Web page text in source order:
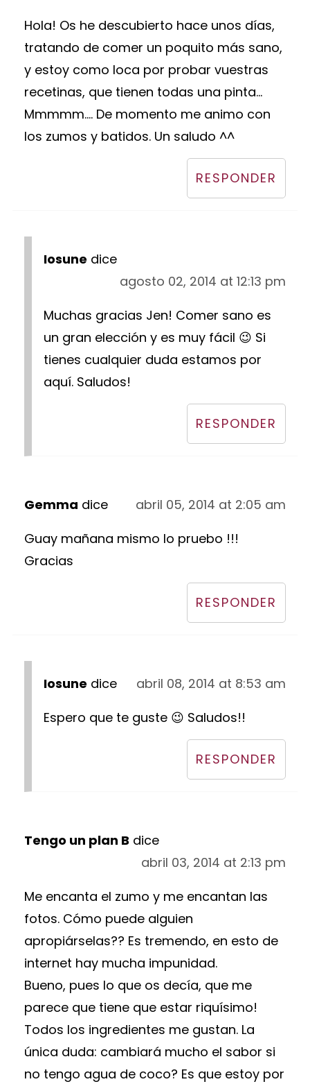
Hola! Os he descubierto hace unos días,
tratando de comer un poquito más sano,
y estoy como loca por probar vuestras
recetinas, que tienen todas una pinta...
Mmmmm.... De momento me animo con
los zumos y batidos. Un saludo ^^
RESPONDER
Iosune dice
agosto 02, 2014 at 12:13 pm
Muchas gracias Jen! Comer sano es
un gran elección y es muy fácil 😉 Si
tienes cualquier duda estamos por
aquí. Saludos!
RESPONDER
Gemma dice
abril 05, 2014 at 2:05 am
Guay mañana mismo lo pruebo !!!
Gracias
RESPONDER
Iosune dice
abril 08, 2014 at 8:53 am
Espero que te guste 😉 Saludos!!
RESPONDER
Tengo un plan B dice
abril 03, 2014 at 2:13 pm
Me encanta el zumo y me encantan las
fotos. Cómo puede alguien
apropiárselas?? Es tremendo, en esto de
internet hay mucha impunidad.
Bueno, pues lo que os decía, que me
parece que tiene que estar riquísimo!
Todos los ingredientes me gustan. La
única duda: cambiará mucho el sabor si
no tengo agua de coco? Es que estoy por